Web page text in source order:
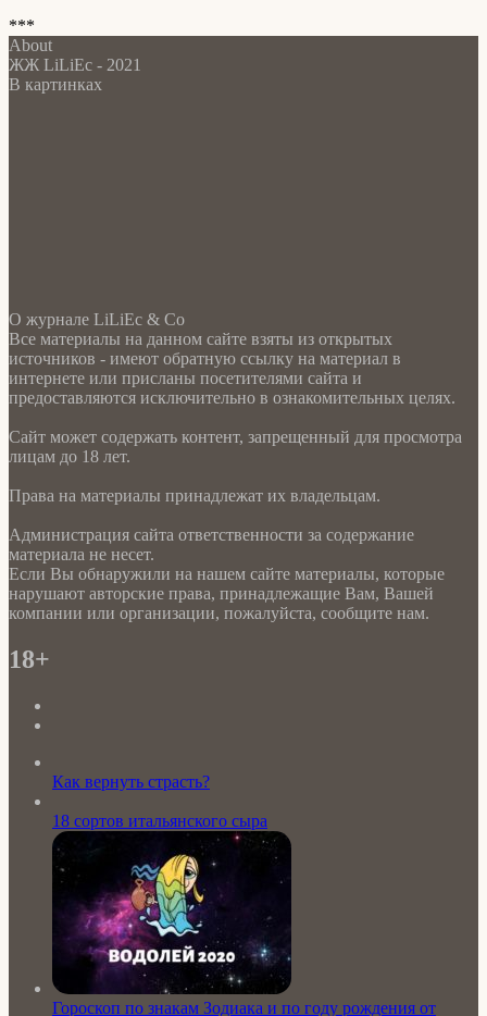
***
About
ЖЖ LiLiEc - 2021
В картинках
О журнале LiLiEc & Co
Все материалы на данном сайте взяты из открытых
источников - имеют обратную ссылку на материал в
интернете или присланы посетителями сайта и
предоставляются исключительно в ознакомительных целях.
Сайт может содержать контент, запрещенный для просмотра
лицам до 18 лет.
Права на материалы принадлежат их владельцам.
Администрация сайта ответственности за содержание
материала не несет.
Если Вы обнаружили на нашем сайте материалы, которые
нарушают авторские права, принадлежащие Вам, Вашей
компании или организации, пожалуйста, сообщите нам.
18+
Как вернуть страсть?
18 сортов итальянского сыра
Гороскоп по знакам Зодиака и по году рождения от